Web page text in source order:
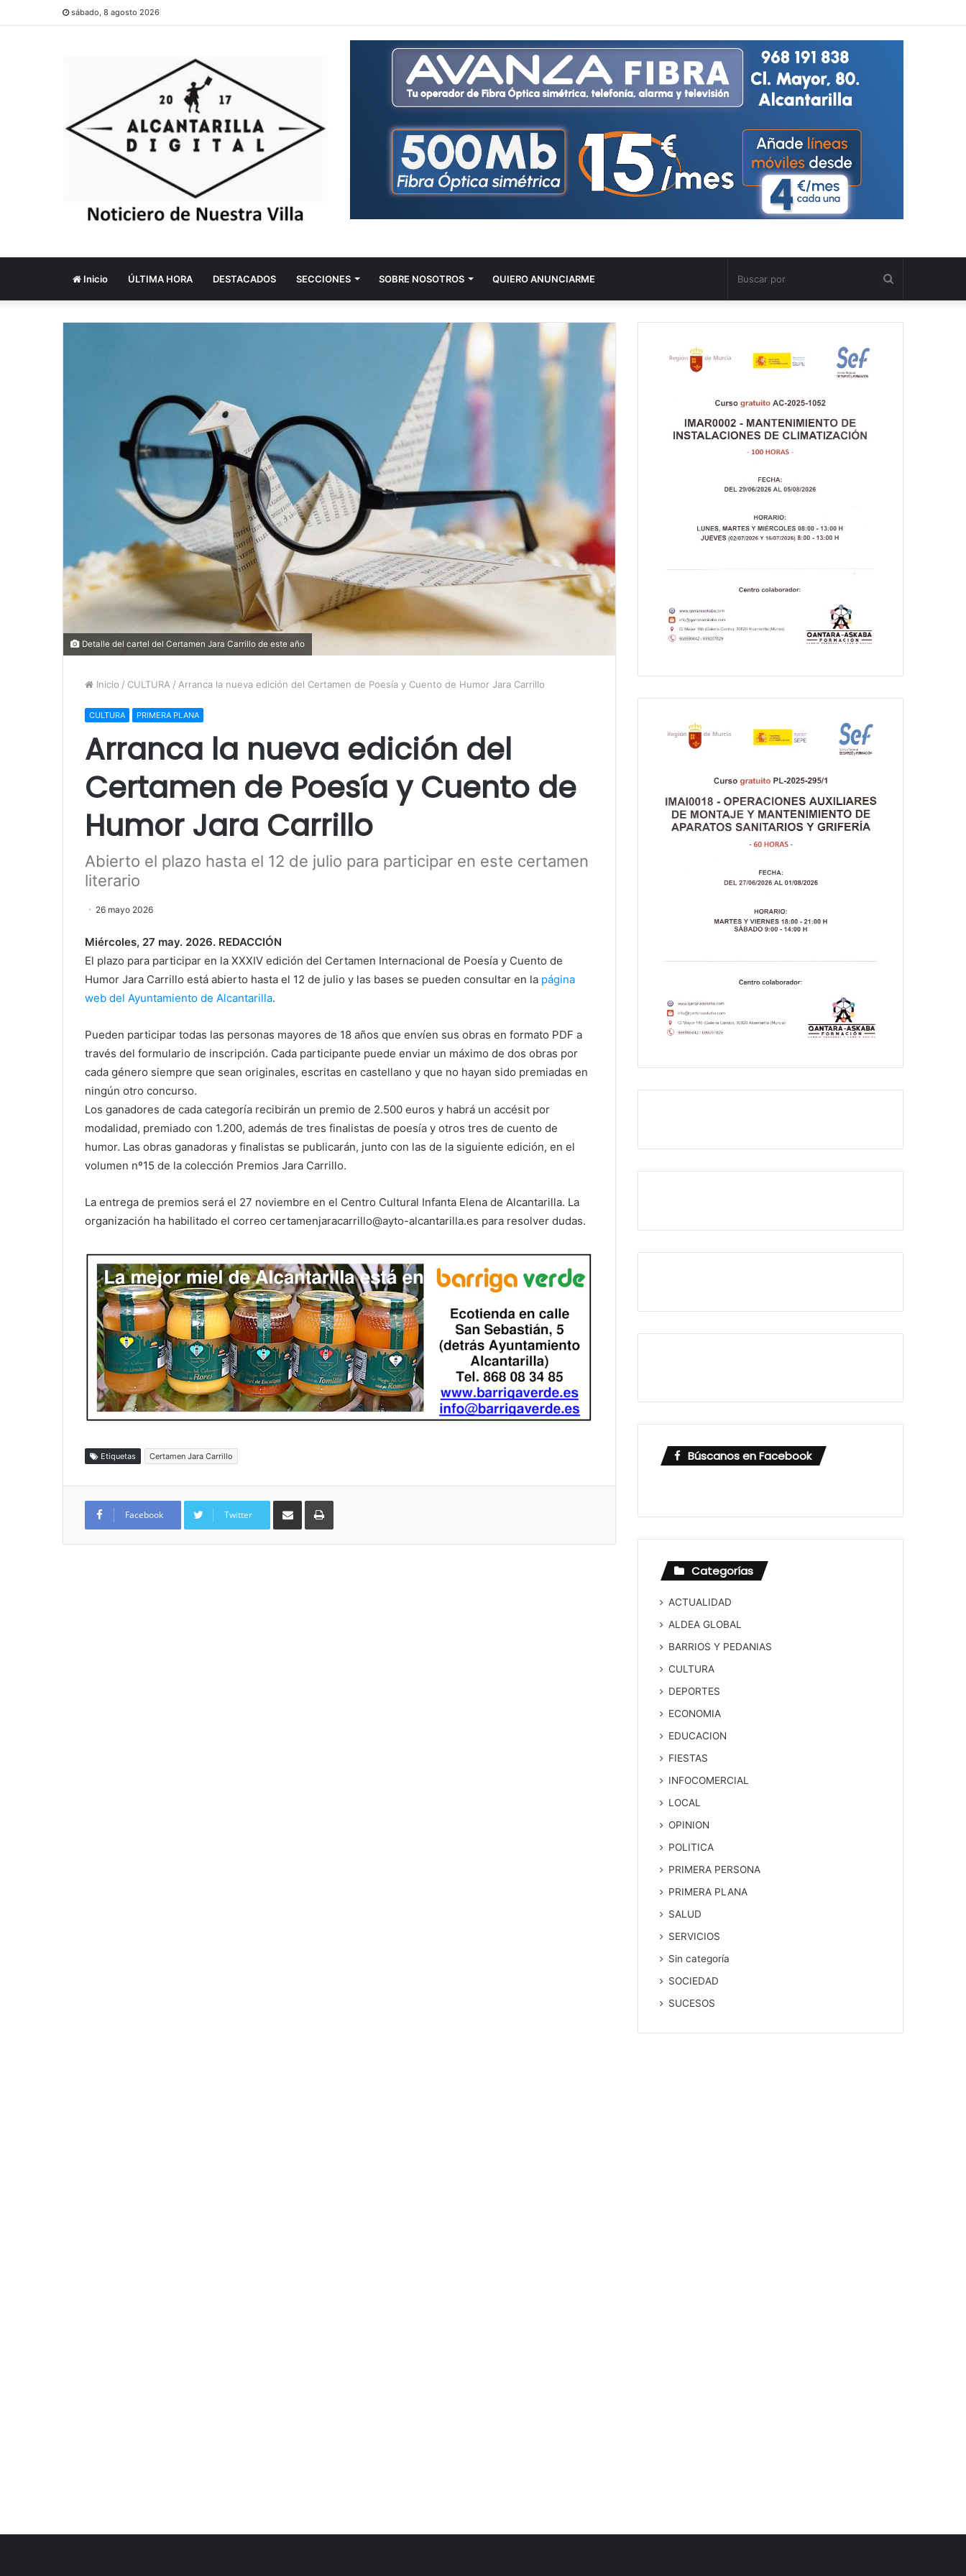
sábado, 8 agosto 2026
Inicio ÚLTIMA HORA DESTACADOS SECCIONES SOBRE NOSOTROS QUIERO ANUNCIARME
por
Detalle del cartel del Certamen Jara Carrillo de este año
Inicio / CULTURA / Arranca la nueva edición del Certamen de Poesía y Cuento de Humor Jara Carrillo
CULTURA PRIMERA PLANA
Arranca la nueva edición del
Certamen de Poesía y Cuento de
Humor Jara Carrillo
Abierto el plazo hasta el 12 de julio para participar en este certamen
literario
26 mayo 2026
Miércoles, 27 may. 2026. REDACCIÓN
El plazo para participar en la XXXIV edición del Certamen Internacional de Poesía y Cuento de
Humor Jara Carrillo está abierto hasta el 12 de julio y las bases se pueden consultar en la página
web del Ayuntamiento de Alcantarilla.
Pueden participar todas las personas mayores de 18 años que envíen sus obras en formato PDF a
través del formulario de inscripción. Cada participante puede enviar un máximo de dos obras por
cada género siempre que sean originales, escritas en castellano y que no hayan sido premiadas en
ningún otro concurso.
Los ganadores de cada categoría recibirán un premio de 2.500 euros y habrá un accésit por
modalidad, premiado con 1.200, además de tres finalistas de poesía y otros tres de cuento de
humor. Las obras ganadoras y finalistas se publicarán, junto con las de la siguiente edición, en el
volumen nº15 de la colección Premios Jara Carrillo.
La entrega de premios será el 27 noviembre en el Centro Cultural Infanta Elena de Alcantarilla. La
organización ha habilitado el correo certamenjaracarrillo@ayto-alcantarilla.es para resolver dudas.
Etiquetas Certamen Jara Carrillo
Facebook Twitter
Compartir por correo electrónicoImprimir
Búscanos en Facebook
Categorías
ACTUALIDAD
ALDEA GLOBAL
BARRIOS Y PEDANIAS
CULTURA
DEPORTES
ECONOMIA
EDUCACION
FIESTAS
INFOCOMERCIAL
LOCAL
OPINION
POLITICA
PRIMERA PERSONA
PRIMERA PLANA
SALUD
SERVICIOS
Sin categoría
SOCIEDAD
SUCESOS